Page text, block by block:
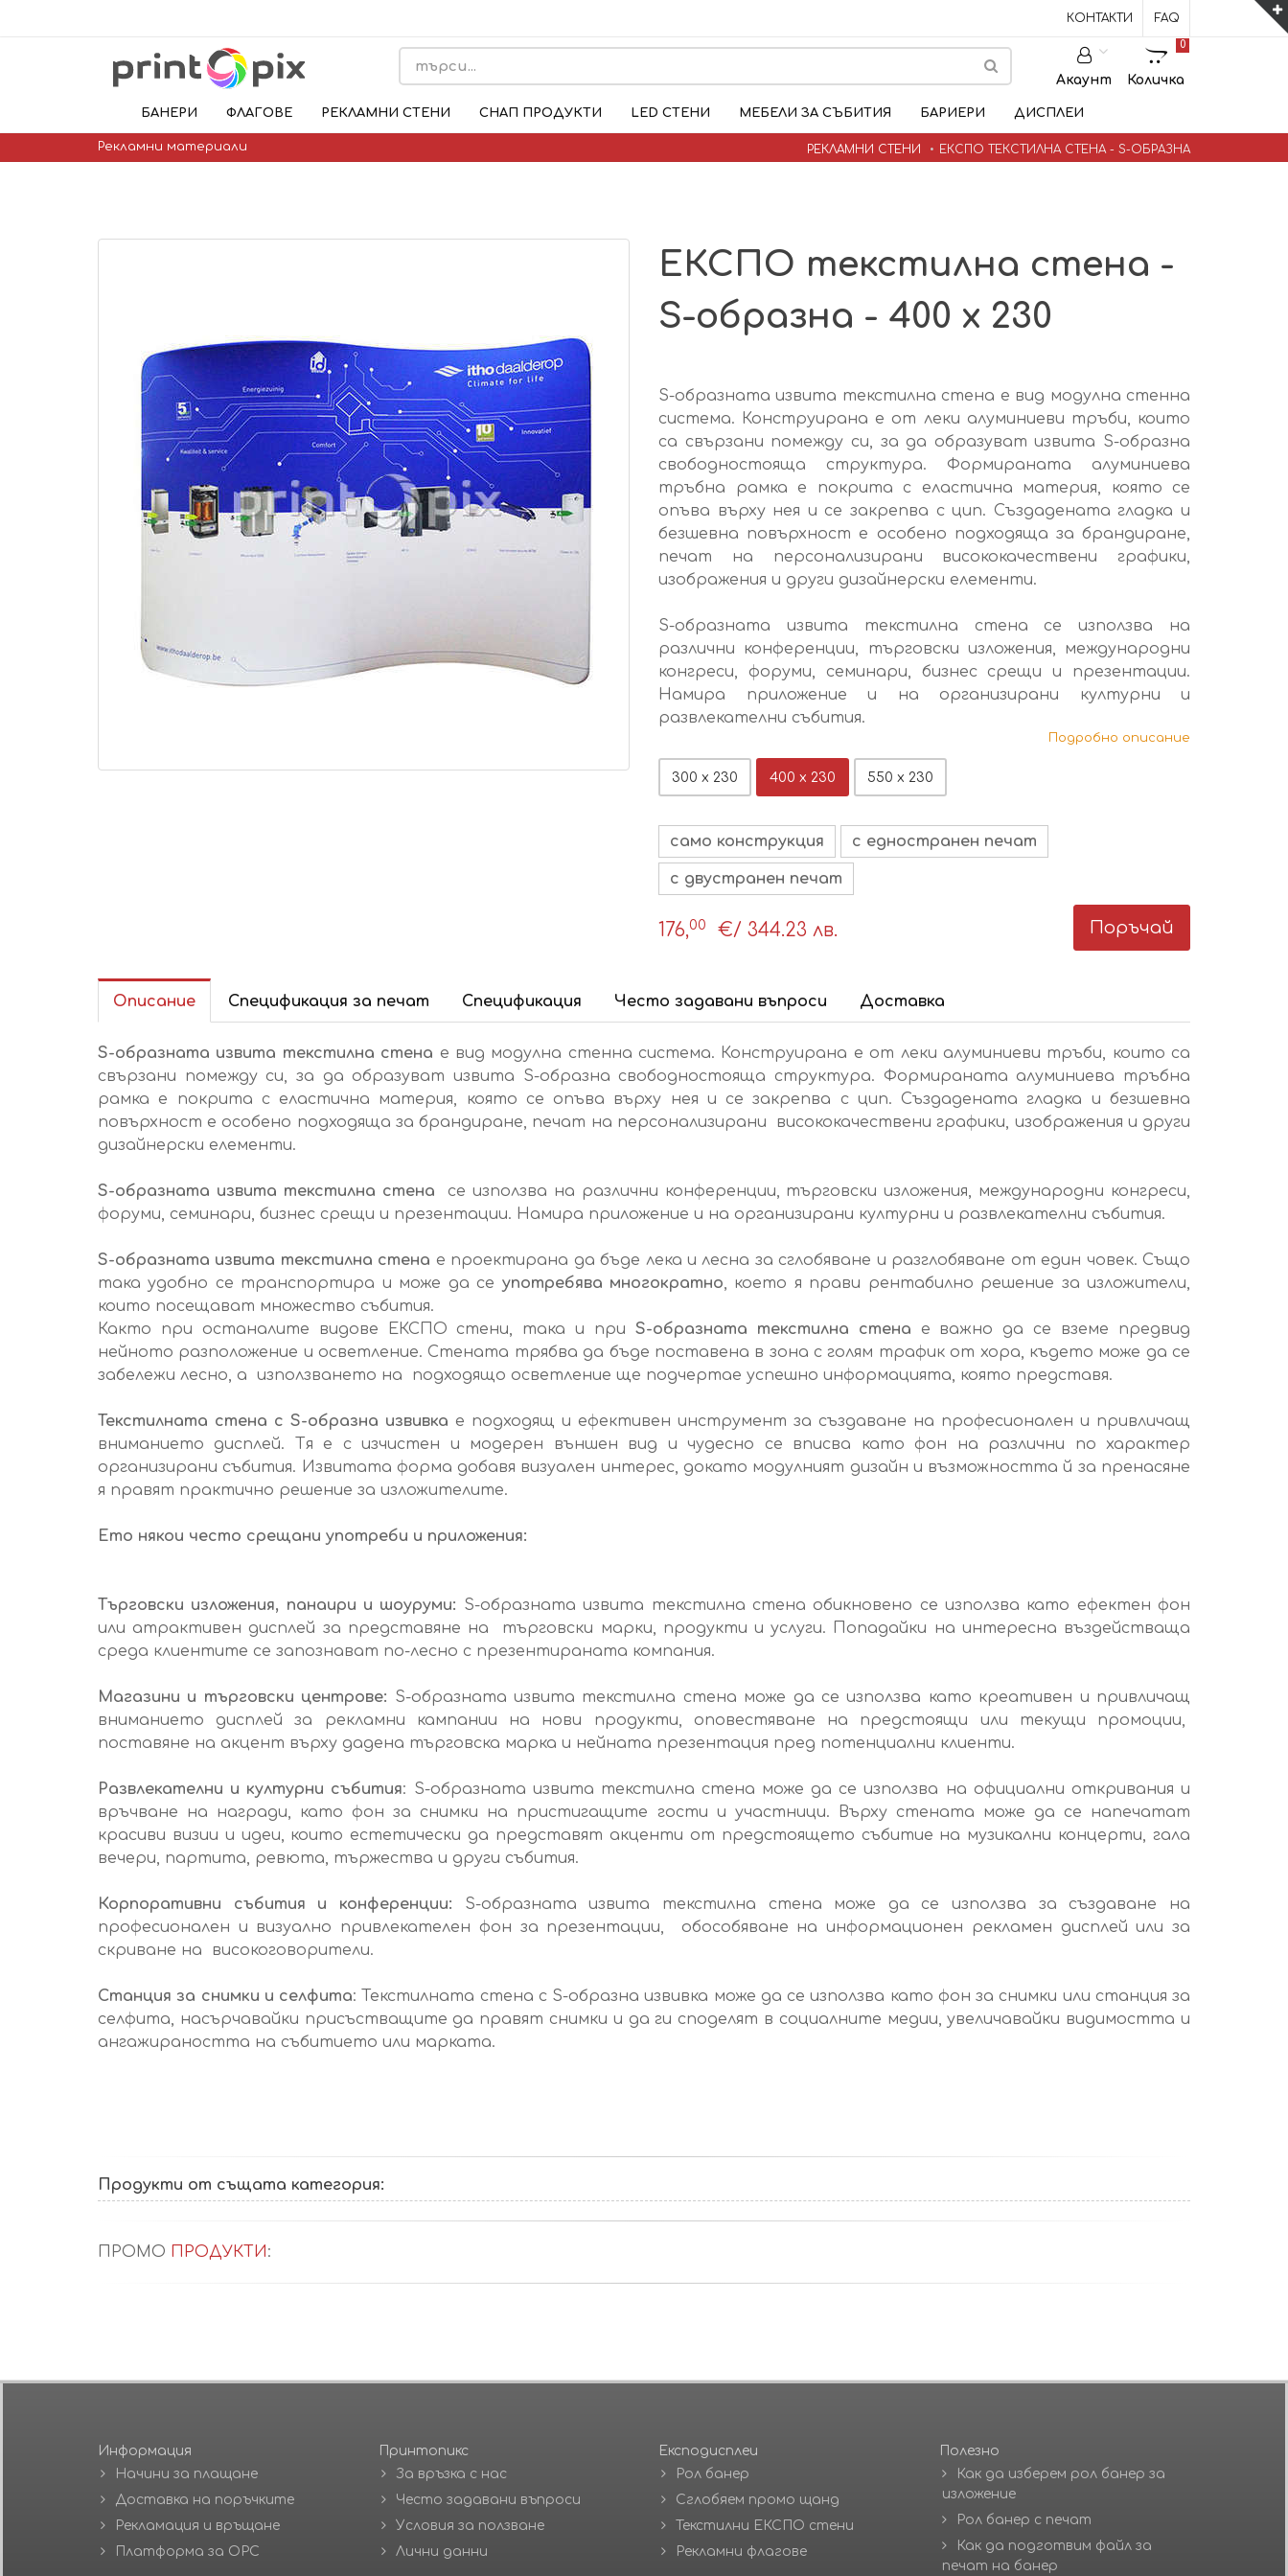
КОНТАКТИ FAQ
Акаунт
0
Количка
БАНЕРИ ФЛАГОВЕ РЕКЛАМНИ СТЕНИ СНАП ПРОДУКТИ LED СТЕНИ МЕБЕЛИ ЗА СЪБИТИЯ БАРИЕРИ ДИСПЛЕИ
РЕКЛАМНИ СТЕНИ ЕКСПО ТЕКСТИЛНА СТЕНА - S-ОБРАЗНА
Рекламни материали
ЕКСПО текстилна стена -
S-образна - 400 x 230
S-образната извита текстилна стена е вид модулна стенна
система. Конструирана е от леки алуминиеви тръби, които
са свързани помежду си, за да образуват извита S-образна
свободностояща структура. Формираната алуминиева
тръбна рамка е покрита с еластична материя, която се
опъва върху нея и се закрепва с цип. Създадената гладка и
безшевна повърхност е особено подходяща за брандиране,
печат на персонализирани висококачествени графики,
изображения и други дизайнерски елементи.
S-образната извита текстилна стена се използва на
различни конференции, търговски изложения, международни
конгреси, форуми, семинари, бизнес срещи и презентации.
Намира приложение и на организирани културни и
развлекателни събития.
Подробно описание
300 x 230 400 x 230 550 x 230
само конструкция с едностранен печат
с двустранен печат
176,00 €/ 344.23 лв. Поръчай
Описание Спецификация за печат Спецификация Често задавани въпроси Доставка
S-образната извита текстилна стена е вид модулна стенна система. Конструирана е от леки алуминиеви тръби, които са
свързани помежду си, за да образуват извита S-образна свободностояща структура. Формираната алуминиева тръбна
рамка е покрита с еластична материя, която се опъва върху нея и се закрепва с цип. Създадената гладка и безшевна
повърхност е особено подходяща за брандиране, печат на персонализирани висококачествени графики, изображения и други
дизайнерски елементи.
S-образната извита текстилна стенасе използва на различни конференции, търговски изложения, международни конгреси,
форуми, семинари, бизнес срещи и презентации. Намира приложение и на организирани културни и развлекателни събития.
S-образната извита текстилна стена е проектирана да бъде лека и лесна за сглобяване и разглобяване от един човек. Също
така удобно се транспортира и може да се употребява многократно, което я прави рентабилно решение за изложители,
които посещават множество събития.
Както при останалите видове ЕКСПО стени, така и при S-образната текстилна стена е важно да се вземе предвид
нейното разположение и осветление. Стената трябва да бъде поставена в зона с голям трафик от хора, където може да се
забележи лесно, а използването на подходящо осветление ще подчертае успешно информацията, която представя.
Текстилната стена с S-образна извивка е подходящ и ефективен инструмент за създаване на професионален и привличащ
вниманието дисплей. Тя е с изчистен и модерен външен вид и чудесно се вписва като фон на различни по характер
организирани събития. Извитата форма добавя визуален интерес, докато модулният дизайн и възможността й за пренасяне
я правят практично решение за изложителите.
Ето някои често срещани употреби и приложения:
Търговски изложения, панаири и шоуруми: S-образната извита текстилна стена обикновено се използва като ефектен фон
или атрактивен дисплей за представяне на търговски марки, продукти и услуги. Попадайки на интересна въздействаща
среда клиентите се запознават по-лесно с презентираната компания.
Магазини и търговски центрове: S-образната извита текстилна стена може да се използва като креативен и привличащ
вниманието дисплей за рекламни кампании на нови продукти, оповестяване на предстоящи или текущи промоции,
поставяне на акцент върху дадена търговска марка и нейната презентация пред потенциални клиенти.
Развлекателни и културни събития: S-образната извита текстилна стена може да се използва на официални откривания и
връчване на награди, като фон за снимки на пристигащите гости и участници. Върху стената може да се напечатат
красиви визии и идеи, които естетически да представят акценти от предстоящето събитие на музикални концерти, гала
вечери, партита, ревюта, тържества и други събития.
Корпоративни събития и конференции: S-образната извита текстилна стена може да се използва за създаване на
професионален и визуално привлекателен фон за презентации, обособяване на информационен рекламен дисплей или за
скриване на високоговорители.
Станция за снимки и селфита: Текстилната стена с S-образна извивка може да се използва като фон за снимки или станция за
селфита, насърчавайки присъстващите да правят снимки и да ги споделят в социалните медии, увеличавайки видимостта и
ангажираността на събитието или марката.
Продукти от същата категория:
ПРОМО ПРОДУКТИ:
Информация
Начини за плащане
Доставка на поръчките
Рекламация и връщане
Платформа за ОРС
Принтопикс
За връзка с нас
Често задавани въпроси
Условия за ползване
Лични данни
Експодисплеи
Рол банер
Сглобяем промо щанд
Текстилни ЕКСПО стени
Рекламни флагове
Полезно
Как да изберем рол банер за
изложение
Рол банер с печат
Как да подготвим файл за
печат на банер